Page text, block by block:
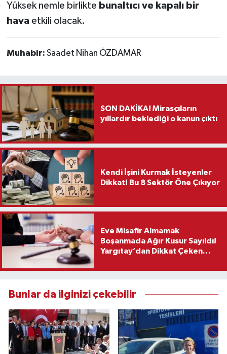
Yüksek nemle birlikte bunaltıcı ve kapalı bir
havaetkili olacak.
Muhabir: Saadet Nihan ÖZDAMAR
SON DAKİKA! Mirasçıların
yıllardır beklediği o kanun çıktı
Kendi İşini Kurmak İsteyenler
Dikkat! Bu 8 Sektör Öne Çıkıyor
Eve Misafir Almamak
Boşanmada Ağır Kusur Sayıldı!
Yargıtay’dan Dikkat Çeken
Bunlar da ilginizi çekebilir